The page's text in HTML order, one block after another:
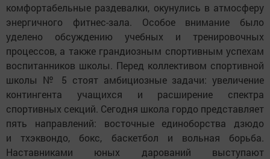
комфортабельные раздевалки, окунулись в атмосферу
энергичного фитнес-зала. Особое внимание было
уделено обсуждению учебных и тренировочных
процессов, а также грандиозным спортивным успехам
воспитанников школы. Перед коллективом спортивной
школы № 5 стоят амбициозные задачи: увеличение
контингента учащихся и расширение спектра
спортивных секций. Сегодня школа гордо представляет
пять направлений: восточные единоборства дзюдо
и тхэквондо, бокс, баскетбол и вольная борьба.
Наставниками юных дарований выступают